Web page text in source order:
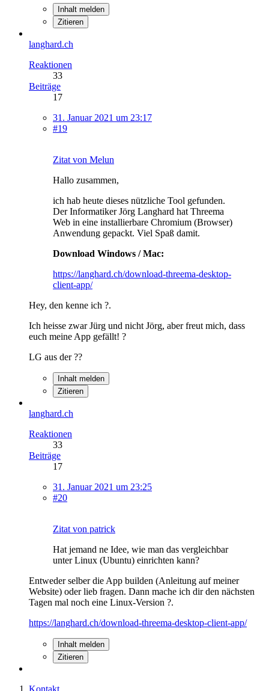
Inhalt melden
Zitieren
langhard.ch
Reaktionen
33
Beiträge
17
31. Januar 2021 um 23:17
#19
Zitat von Melun
Hallo zusammen,
ich hab heute dieses nützliche Tool gefunden.
Der Informatiker Jörg Langhard hat Threema
Web in eine installierbare Chromium (Browser)
Anwendung gepackt. Viel Spaß damit.
Download Windows / Mac:
https://langhard.ch/download-threema-desktop-
client-app/
Hey, den kenne ich ?.
Ich heisse zwar Jürg und nicht Jörg, aber freut mich, dass
euch meine App gefällt! ?
LG aus der ??
Inhalt melden
Zitieren
langhard.ch
Reaktionen
33
Beiträge
17
31. Januar 2021 um 23:25
#20
Zitat von patrick
Hat jemand ne Idee, wie man das vergleichbar
unter Linux (Ubuntu) einrichten kann?
Entweder selber die App builden (Anleitung auf meiner
Website) oder lieb fragen. Dann mache ich dir den nächsten
Tagen mal noch eine Linux-Version ?.
https://langhard.ch/download-threema-desktop-client-app/
Inhalt melden
Zitieren
Kontakt